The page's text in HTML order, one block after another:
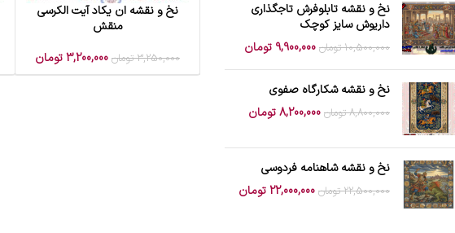
نخ و نقشه تابلوفرش تاجگذاری
داریوش سایز کوچک
10,500,000 تومان 9,900,000 تومان
نخ و نقشه شکارگاه صفوی
8,800,000 تومان 8,200,000تومان
نخ و نقشه شاهنامه فردوسی
22,500,000 تومان 22,000,000تومان
افزودن به سبد خرید
نخ و نقشه ان یکاد آیت الکرسی
منقش
3,250,000 تومان 3,200,000تومان